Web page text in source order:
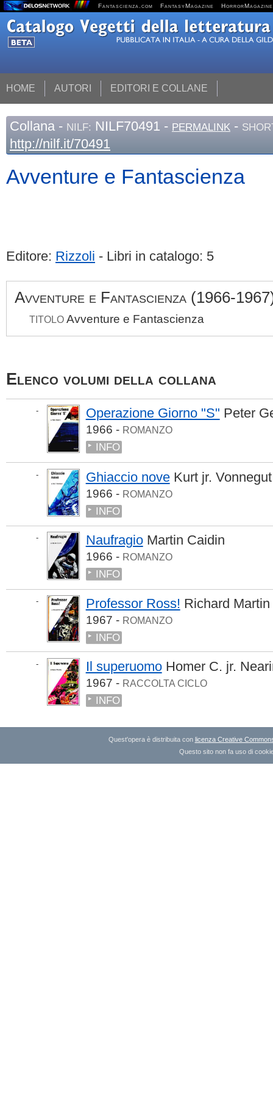
Fantascienza.com FantasyMagazine HorrorMagazine
HOME AUTORI EDITORI E COLLANE
Collana - NILF: NILF70491 - PERMALINK -
http://nilf.it/70491
Avventure e Fantascienza
Editore: Rizzoli - Libri in catalogo: 5
Avventure e Fantascienza (1966-
TITOLO Avventure e Fantascienza
Elenco volumi della collana
- Operazione Giorno "S" Peter
1966 - ROMANZO
INFO
- Ghiaccio nove Kurt jr. Vonnegut
1966 - ROMANZO
INFO
- Naufragio Martin Caidin
1966 - ROMANZO
INFO
- Professor Ross! Richard
1967 - ROMANZO
INFO
- Il superuomo Homer C. jr.
1967 - RACCOLTA CICLO
INFO
Quest'opera è distribuita con licenza Creative
Questo sito non fa uso di